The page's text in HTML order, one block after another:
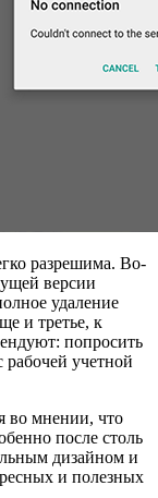
разрешима. Во-
версии
удаление
и третье, к
попросить
рабочей учетной
во мнении, что
после столь
дизайном и
и полезных